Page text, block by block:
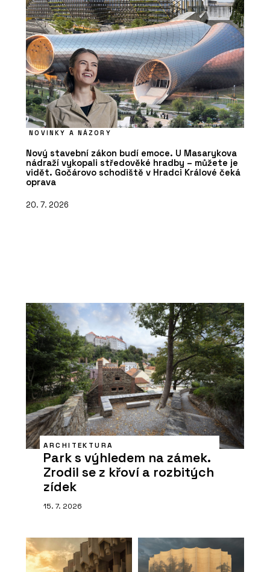
NOVINKY A NÁZORY
Nový stavební zákon budí emoce. U Masarykova
nádraží vykopali středověké hradby – můžete je
vidět. Gočárovo schodiště v Hradci Králové čeká
oprava
20. 7. 2026
ARCHITEKTURA
Park s výhledem na zámek.
Zrodil se z křoví a rozbitých
zídek
15. 7. 2026